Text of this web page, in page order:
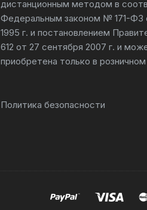
дистанционным методом в
Федеральным законом № 171-ФЗ
1995 г. и постановлением
612 от 27 сентября 2007 г. и
приобретена только в розничном
Политика безопасности